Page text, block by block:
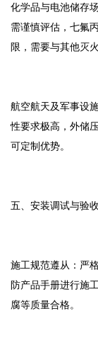
化学品与电池储存
需谨慎评估，七氟
限，需要与其他灭
航空航天及军事设
性要求极高，外储
可定制优势。
五、安装调试与验
施工规范遵从：严
防产品手册进行施
腐等质量合格。